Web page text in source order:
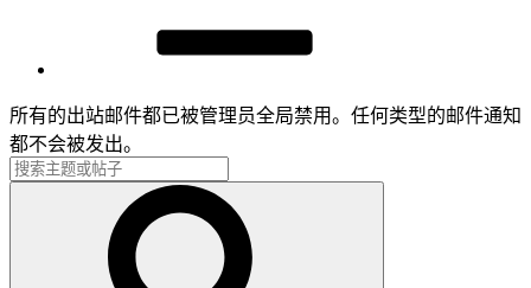
所有的出站邮件都已被管理员全局禁用。任何类型的邮件通知
都不会被发出。